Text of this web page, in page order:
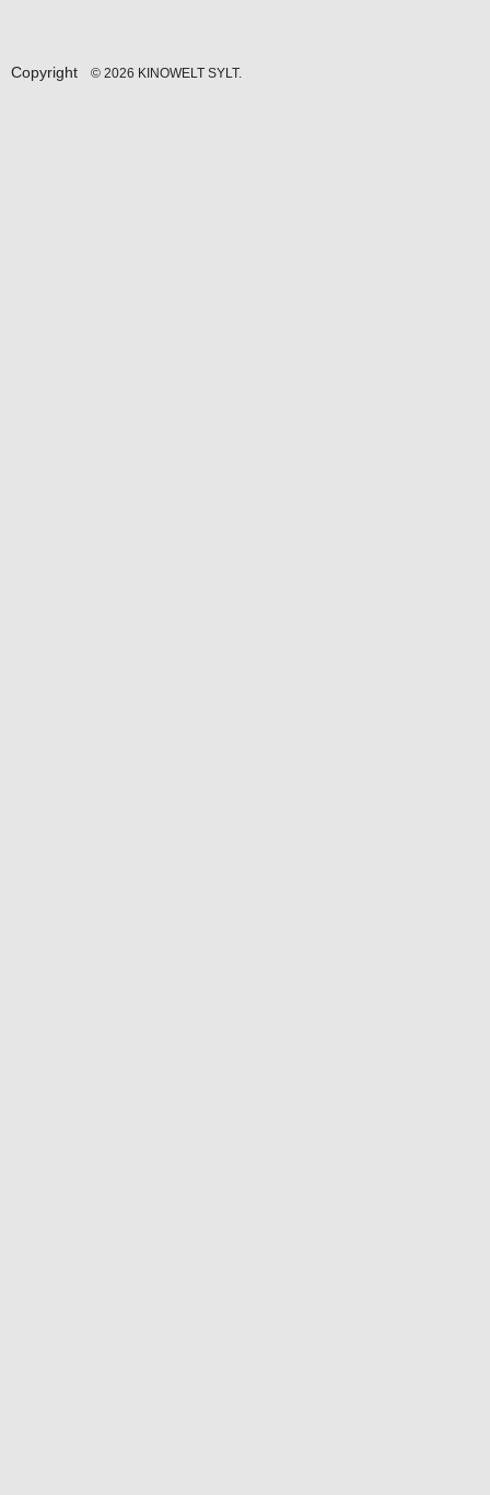
Copyright © 2026 KINOWELT SYLT.